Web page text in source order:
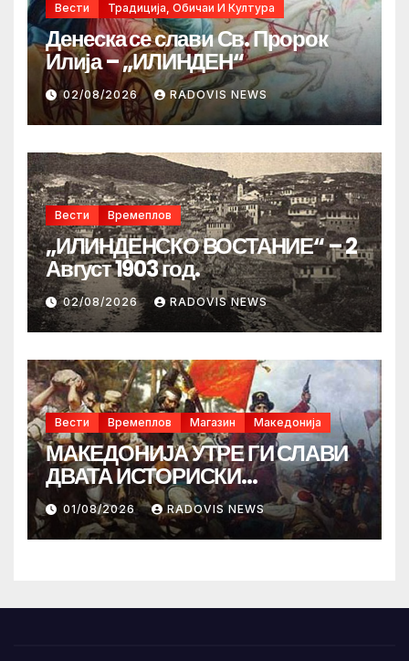
Вести Традиција, Обичаи И Култура
Денеска се слави Св. Пророк
Илија – „ИЛИНДЕН“
02/08/2026 RADOVIS NEWS
Вести Времеплов
„ИЛИНДЕНСКО ВОСТАНИЕ“ – 2
Август 1903 год.
02/08/2026 RADOVIS NEWS
Вести Времеплов Магазин Македонија
МАКЕДОНИЈА УТРЕ ГИ СЛАВИ
ДВАТА ИСТОРИСКИ
ИЛИНДЕНА!
01/08/2026 RADOVIS NEWS